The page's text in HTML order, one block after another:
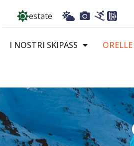
estate
I NOSTRI SKIPASS